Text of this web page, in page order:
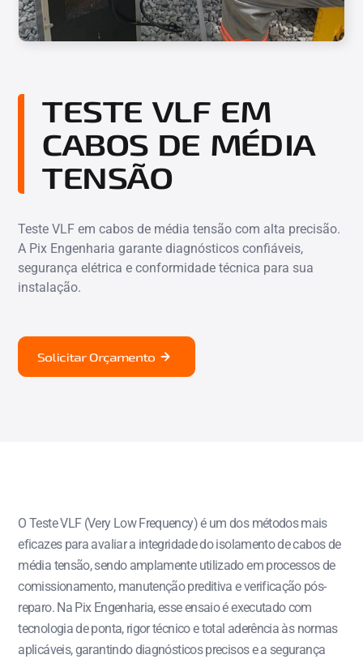
TESTE VLF EM
CABOS DE MÉDIA
TENSÃO
Teste VLF em cabos de média tensão com alta precisão.
A Pix Engenharia garante diagnósticos confiáveis,
segurança elétrica e conformidade técnica para sua
instalação.
Solicitar Orçamento
O Teste VLF (Very Low Frequency) é um dos métodos mais
eficazes para avaliar a integridade do isolamento de cabos de
média tensão, sendo amplamente utilizado em processos de
comissionamento, manutenção preditiva e verificação pós-
reparo. Na Pix Engenharia, esse ensaio é executado com
tecnologia de ponta, rigor técnico e total aderência às normas
aplicáveis, garantindo diagnósticos precisos e a segurança